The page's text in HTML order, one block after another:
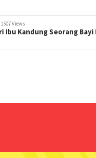
1507 Views
Ibu Kandung Seorang